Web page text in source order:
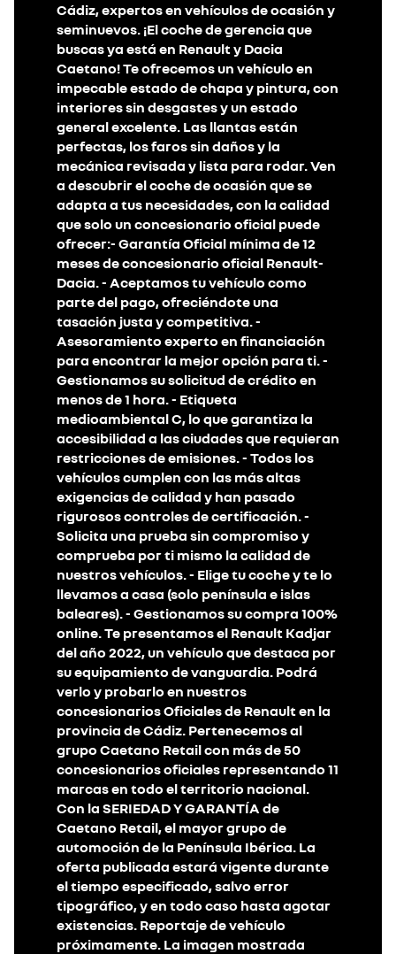
Cádiz, expertos en vehículos de ocasión y
seminuevos. ¡El coche de gerencia que
buscas ya está en Renault y Dacia
Caetano! Te ofrecemos un vehículo en
impecable estado de chapa y pintura, con
interiores sin desgastes y un estado
general excelente. Las llantas están
perfectas, los faros sin daños y la
mecánica revisada y lista para rodar. Ven
a descubrir el coche de ocasión que se
adapta a tus necesidades, con la calidad
que solo un concesionario oficial puede
ofrecer:- Garantía Oficial mínima de 12
meses de concesionario oficial Renault-
Dacia. - Aceptamos tu vehículo como
parte del pago, ofreciéndote una
tasación justa y competitiva. -
Asesoramiento experto en financiación
para encontrar la mejor opción para ti. -
Gestionamos su solicitud de crédito en
menos de 1 hora. - Etiqueta
medioambiental C, lo que garantiza la
accesibilidad a las ciudades que requieran
restricciones de emisiones. - Todos los
vehículos cumplen con las más altas
exigencias de calidad y han pasado
rigurosos controles de certificación. -
Solicita una prueba sin compromiso y
comprueba por ti mismo la calidad de
nuestros vehículos. - Elige tu coche y te lo
llevamos a casa (solo península e islas
baleares). - Gestionamos su compra 100%
online. Te presentamos el Renault Kadjar
del año 2022, un vehículo que destaca por
su equipamiento de vanguardia. Podrá
verlo y probarlo en nuestros
concesionarios Oficiales de Renault en la
provincia de Cádiz. Pertenecemos al
grupo Caetano Retail con más de 50
concesionarios oficiales representando 11
marcas en todo el territorio nacional.
Con la SERIEDAD Y GARANTÍA de
Caetano Retail, el mayor grupo de
automoción de la Península Ibérica. La
oferta publicada estará vigente durante
el tiempo especificado, salvo error
tipográfico, y en todo caso hasta agotar
existencias. Reportaje de vehículo
próximamente. La imagen mostrada